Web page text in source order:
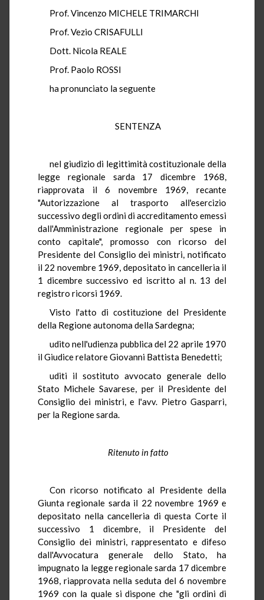
Prof. Vincenzo MICHELE TRIMARCHI
Prof. Vezio CRISAFULLI
Dott. Nicola REALE
Prof. Paolo ROSSI
ha pronunciato la seguente
SENTENZA
nel giudizio di legittimità costituzionale della
legge regionale sarda 17 dicembre 1968,
riapprovata il 6 novembre 1969, recante
"Autorizzazione al trasporto all'esercizio
successivo degli ordini di accreditamento emessi
dall'Amministrazione regionale per spese in
conto capitale", promosso con ricorso del
Presidente del Consiglio dei ministri, notificato
il 22 novembre 1969, depositato in cancelleria il
1 dicembre successivo ed iscritto al n. 13 del
registro ricorsi 1969.
Visto l'atto di costituzione del Presidente
della Regione autonoma della Sardegna;
udito nell'udienza pubblica del 22 aprile 1970
il Giudice relatore Giovanni Battista Benedetti;
uditi il sostituto avvocato generale dello
Stato Michele Savarese, per il Presidente del
Consiglio dei ministri, e l'avv. Pietro Gasparri,
per la Regione sarda.
Ritenuto in fatto
Con ricorso notificato al Presidente della
Giunta regionale sarda il 22 novembre 1969 e
depositato nella cancelleria di questa Corte il
successivo 1 dicembre, il Presidente del
Consiglio dei ministri, rappresentato e difeso
dall'Avvocatura generale dello Stato, ha
impugnato la legge regionale sarda 17 dicembre
1968, riapprovata nella seduta del 6 novembre
1969 con la quale si dispone che "gli ordini di